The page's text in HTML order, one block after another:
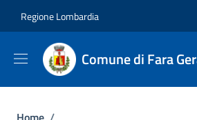
Regione Lombardia
Comune di Fara